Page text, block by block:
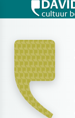
Zoek:
Zoeken